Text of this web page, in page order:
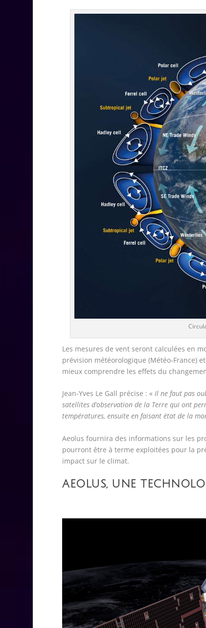
Les mesures de vent seront calculées en
prévision météorologique (Météo-France)
mieux comprendre les effets du
Jean-Yves Le Gall précise : «Il ne faut pas
satellites d’observation de la Terre qui ont
températures, ensuite en faisant état de la
Aeolus fournira des informations sur les
pourront être à terme exploitées pour la
impact sur le climat.
AEOLUS, UNE